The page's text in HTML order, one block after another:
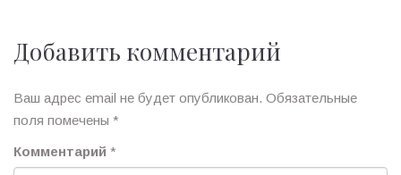
Добавить комментарий
Ваш адрес email не будет опубликован. Обязательные
поля помечены *
Комментарий *